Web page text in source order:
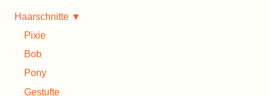
Haarschnitte ▼
Pixie
Bob
Pony
Gestufte